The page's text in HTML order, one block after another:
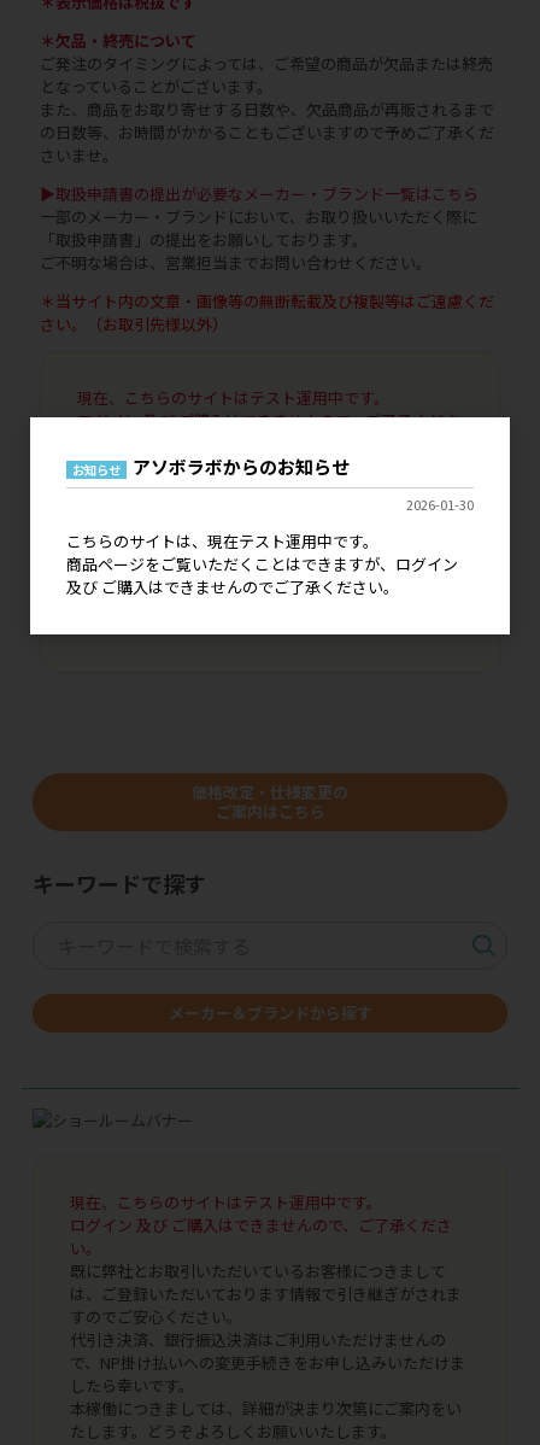
＊欠品・終売について
ご発注のタイミングによっては、ご希望の商品が欠品または終売
となっていることがございます。
また、商品をお取り寄せする日数や、欠品商品が再販されるまで
の日数等、お時間がかかることもございますので予めご了承くだ
さいませ。
▶取扱申請書の提出が必要なメーカー・ブランド一覧はこちら
一部のメーカー・ブランドにおいて、お取り扱いいただく際に
「取扱申請書」の提出をお願いしております。
ご不明な場合は、営業担当までお問い合わせください。
＊当サイト内の文章・画像等の無断転載及び複製等はご遠慮くだ
さい。（お取引先様以外）
現在、こちらのサイトはテスト運用中です。
ログイン 及び ご購入はできませんので、ご了承くださ
既に弊社とお取引いただいているお客様につきまして
は、ご登録いただいております情報で引き継ぎがされ
代引き決済、銀行振込決済はご利用いただけませんの
で、NP掛け払いへの変更手続きをお申し込みいただけ
ましたら幸いです。
価格改定・仕様変更の
ご案内はこちら
キーワードで探す
メーカー＆ブランドから探す
現在、こちらのサイトはテスト運用中です。
ログイン 及び ご購入はできませんので、ご了承くださ
い。
既に弊社とお取引いただいているお客様につきまして
は、ご登録いただいております情報で引き継ぎがされま
すのでご安心ください。
代引き決済、銀行振込決済はご利用いただけませんの
で、NP掛け払いへの変更手続きをお申し込みいただけま
したら幸いです。
本稼働につきましては、詳細が決まり次第にご案内をい
たします。どうぞよろしくお願いいたします。
お知らせ アソボラボからのお知らせ
2026-01-30
こちらのサイトは、現在テスト運用中です。
商品ページをご覧いただくことはできますが、ログイン
及び ご購入はできませんのでご了承ください。